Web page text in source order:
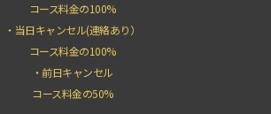
コース料金の100%
・当日キャンセル(連絡あり）
コース料金の100%
・前日キャンセル
コース料金の50%